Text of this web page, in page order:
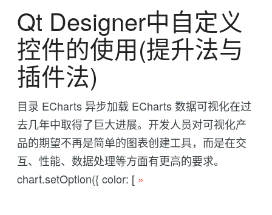
Qt Designer中自定义
控件的使用(提升法与
插件法)
目录 ECharts 异步加载 ECharts 数据可视化在过
去几年中取得了巨大进展。开发人员对可视化产
品的期望不再是简单的图表创建工具，而是在交
互、性能、数据处理等方面有更高的要求。
chart.setOption({ color: [ »